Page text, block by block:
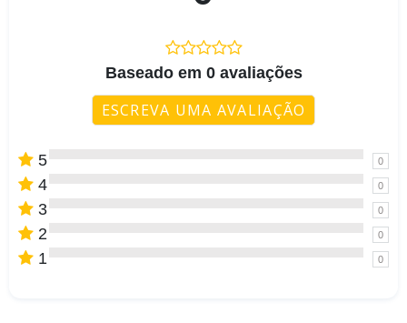
Baseado em 0 avaliações
ESCREVA UMA AVALIAÇÃO
5 0
4 0
3 0
2 0
1 0